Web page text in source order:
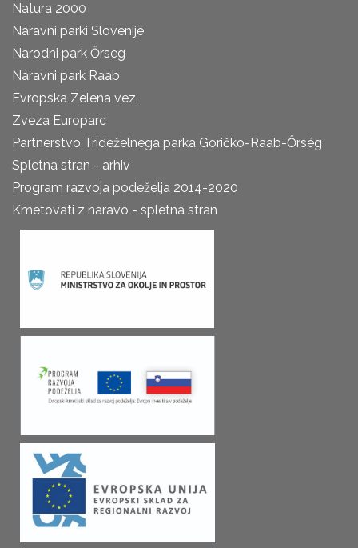
Natura 2000
Naravni parki Slovenije
Narodni park Őrseg
Naravni park Raab
Evropska Zelena vez
Zveza Europarc
Partnerstvo Trideželnega parka Goričko-Raab-Őrség
Spletna stran - arhiv
Program razvoja podeželja 2014-2020
Kmetovati z naravo - spletna stran